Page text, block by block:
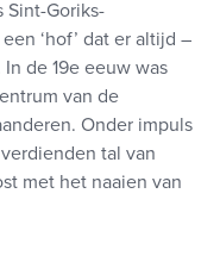
Sint-Goriks-
‘hof’ dat er altijd –
de 19e eeuw was
van de
Onder impuls
tal van
met het naaien van